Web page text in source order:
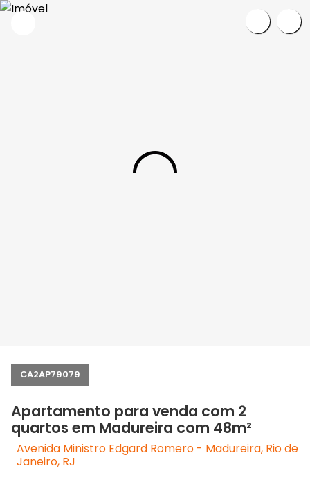
CA2AP79079
Apartamento para venda com 2
quartos em Madureira com 48m²
Avenida Ministro Edgard Romero - Madureira, Rio de
Janeiro, RJ